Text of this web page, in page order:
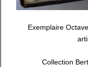
Exemplaire
Collection